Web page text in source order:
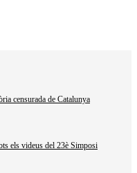
censurada de Catalunya
els videus del 23è Simposi